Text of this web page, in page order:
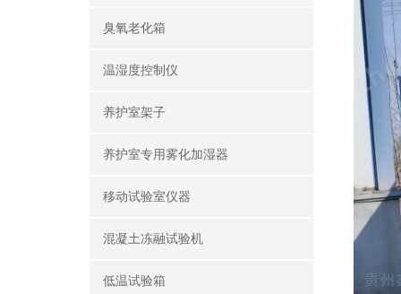
臭氧老化箱
温湿度控制仪
养护室架子
养护室专用雾化加湿器
移动试验室仪器
混凝土冻融试验机
低温试验箱